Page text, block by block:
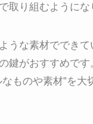
取り組むようにな
うな素材ででき
鍵がおすすめです
ものや素材”を大